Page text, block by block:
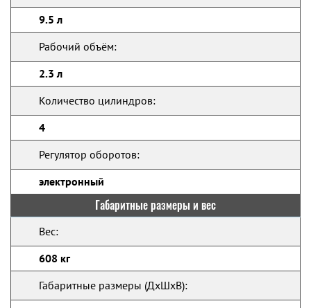
9.5 л
Рабочий объём:
2.3 л
Количество цилиндров:
4
Регулятор оборотов:
электронный
Габаритные размеры и вес
Вес:
608 кг
Габаритные размеры (ДхШхВ):